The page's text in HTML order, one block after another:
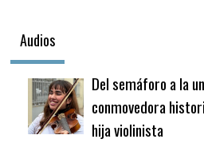
Audios
Del semáforo a la
conmovedora
hija violinista